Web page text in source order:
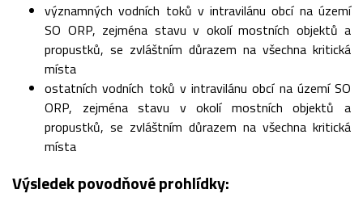
významných vodních toků v intravilánu obcí na území
SO ORP, zejména stavu v okolí mostních objektů a
propustků, se zvláštním důrazem na všechna kritická
místa
ostatních vodních toků v intravilánu obcí na území SO
ORP, zejména stavu v okolí mostních objektů a
propustků, se zvláštním důrazem na všechna kritická
místa
Výsledek povodňové prohlídky: